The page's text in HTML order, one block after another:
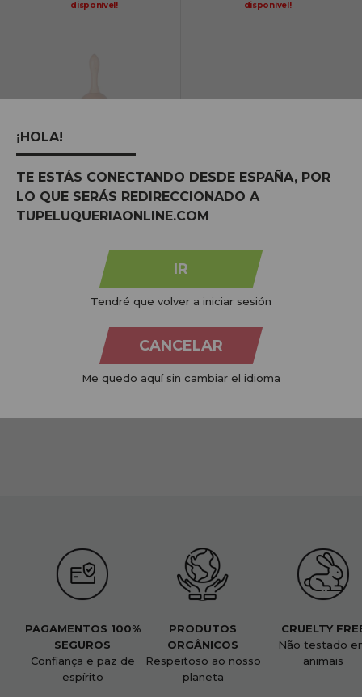
disponível! disponível!
Taça da Suécia Bifull Wood Therapy
NO STOCK
disponível!
PAGAMENTOS 100%
SEGUROS
Confiança e paz de
espírito
PRODUTOS
ORGÂNICOS
Respeitoso ao nosso
planeta
CRUELTY
Não testado
animais
¡HOLA!
TE ESTÁS CONECTANDO DESDE ESPAÑA, POR
LO QUE SERÁS REDIRECCIONADO A
TUPELUQUERIAONLINE.COM
IR
Tendré que volver a iniciar sesión
CANCELAR
Me quedo aquí sin cambiar el idioma